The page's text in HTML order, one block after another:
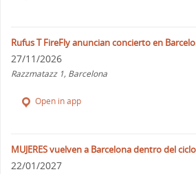
Rufus T FireFly anuncian concierto en
27/11/2026
Razzmatazz 1, Barcelona
Open in app
MUJERES vuelven a Barcelona dentro del
22/01/2027